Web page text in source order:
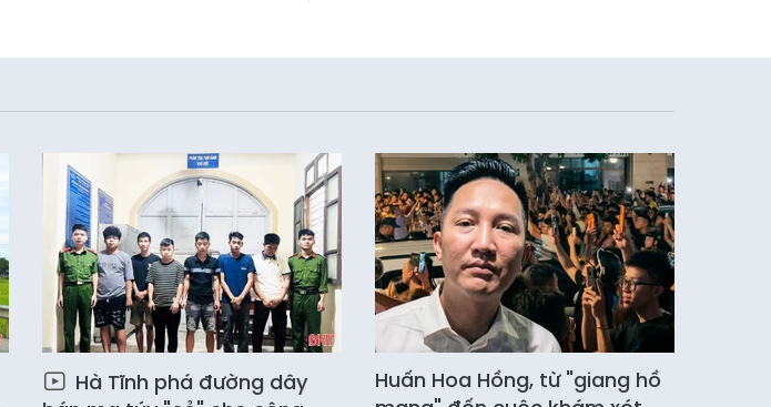
Hà Tĩnh phá đường dây
Huấn Hoa Hồng, từ "giang hồ